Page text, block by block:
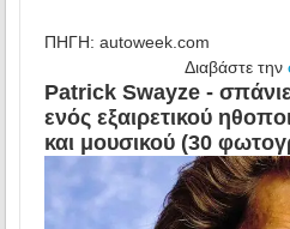
ΠΗΓΗ: autoweek.com
Διαβάστε την
Patrick Swayze -
ενός εξαιρετικού
και μουσικού (30